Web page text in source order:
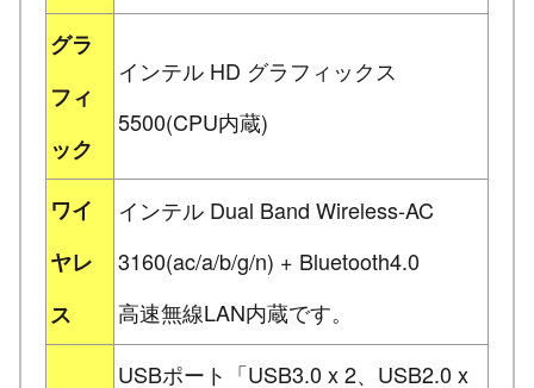
グラ
フィ
ック
インテル HD グラフィックス
5500(CPU内蔵)
ワイ
ヤレ
ス
インテル Dual Band Wireless-AC
3160(ac/a/b/g/n) + Bluetooth4.0
高速無線LAN内蔵です。
USBポート「USB3.0 x 2、USB2.0 x